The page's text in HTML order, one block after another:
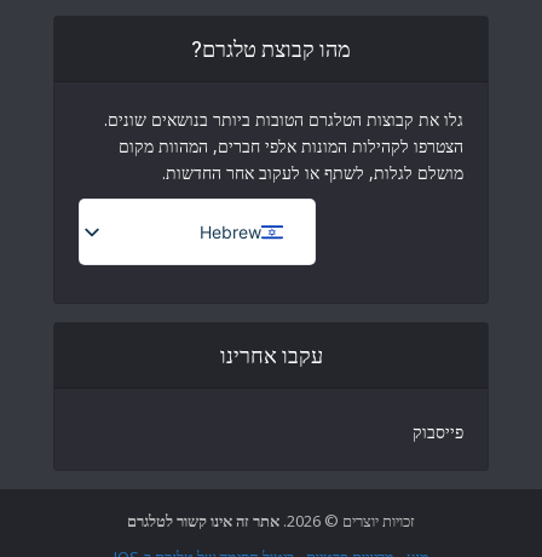
מהו קבוצת טלגרם?
גלו את קבוצות הטלגרם הטובות ביותר בנושאים שונים.
הצטרפו לקהילות המונות אלפי חברים, המהוות מקום
מושלם לגלות, לשתף או לעקוב אחר החדשות.
Hebrew
French (France)
Italian
Chinese
עקבו אחרינו
פייסבוק
זכויות יוצרים © 2026.
אתר זה אינו קשור לטלגרם